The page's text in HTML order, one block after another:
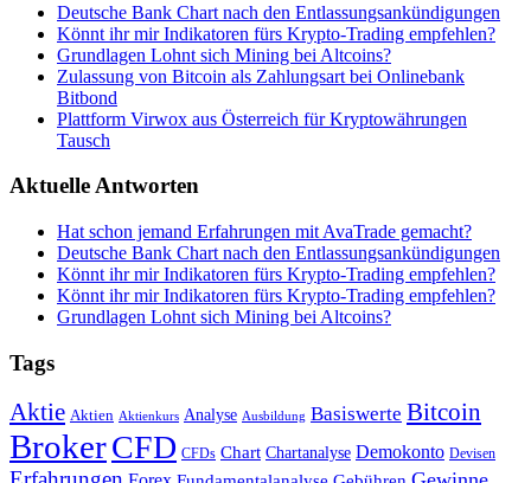
Deutsche Bank Chart nach den Entlassungsankündigungen
Könnt ihr mir Indikatoren fürs Krypto-Trading empfehlen?
Grundlagen Lohnt sich Mining bei Altcoins?
Zulassung von Bitcoin als Zahlungsart bei Onlinebank
Bitbond
Plattform Virwox aus Österreich für Kryptowährungen
Tausch
Aktuelle Antworten
Hat schon jemand Erfahrungen mit AvaTrade gemacht?
Deutsche Bank Chart nach den Entlassungsankündigungen
Könnt ihr mir Indikatoren fürs Krypto-Trading empfehlen?
Könnt ihr mir Indikatoren fürs Krypto-Trading empfehlen?
Grundlagen Lohnt sich Mining bei Altcoins?
Tags
Aktie Aktien Aktienkurs Analyse Ausbildung Basiswerte Bitcoin
BrokerCFD CFDs Chart Chartanalyse Demokonto Devisen